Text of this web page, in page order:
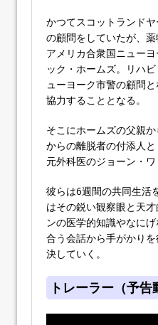
かつてスコットランドヤ
の顧問をしていたが、
アメリカ合衆国ニュー
ック・ホームズ。リハ
ューヨーク市警の顧問
協力することとなる。
そこにホームズの父親
からの離脱者の付添人
元外科医のジョーン・ワ
彼らは6週間の共同生活
はその鋭い観察眼と天
ンの医学的知識やなに
合う会話から手がかり
決していく。
トレーラー（予告